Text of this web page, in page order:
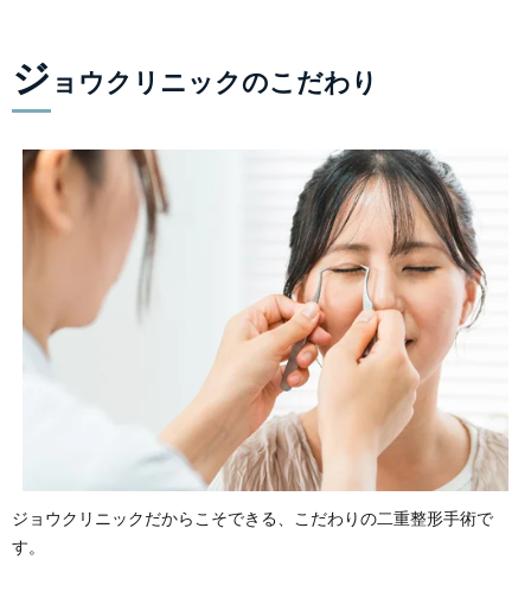
ジ ョウクリニックのこだわり
ジョウクリニックだからこそできる、こだわりの二重整形手術で
す。